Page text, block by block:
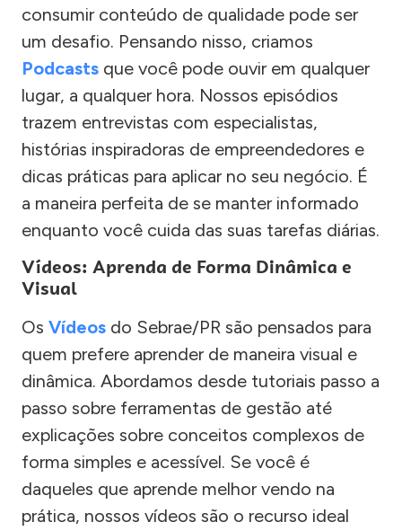
consumir conteúdo de qualidade pode ser
um desafio. Pensando nisso, criamos
Podcasts que você pode ouvir em qualquer
lugar, a qualquer hora. Nossos episódios
trazem entrevistas com especialistas,
histórias inspiradoras de empreendedores e
dicas práticas para aplicar no seu negócio. É
a maneira perfeita de se manter informado
enquanto você cuida das suas tarefas diárias.
Vídeos: Aprenda de Forma Dinâmica e
Visual
Os Vídeos do Sebrae/PR são pensados para
quem prefere aprender de maneira visual e
dinâmica. Abordamos desde tutoriais passo a
passo sobre ferramentas de gestão até
explicações sobre conceitos complexos de
forma simples e acessível. Se você é
daqueles que aprende melhor vendo na
prática, nossos vídeos são o recurso ideal